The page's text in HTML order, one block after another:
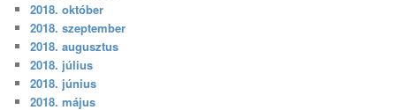
2018. október
2018. szeptember
2018. augusztus
2018. július
2018. június
2018. május